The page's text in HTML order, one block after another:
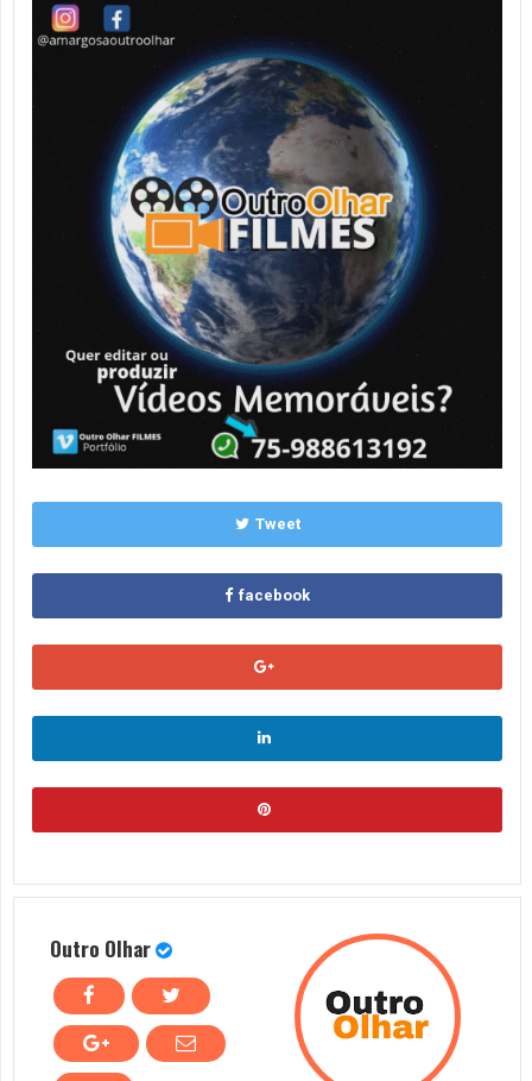
Tweet
facebook
Outro Olhar